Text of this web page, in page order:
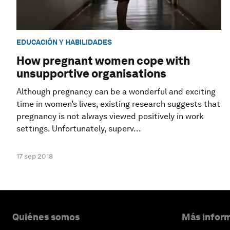
EDUCACIÓN Y HABILIDADES
How pregnant women cope with
unsupportive organisations
Although pregnancy can be a wonderful and exciting
time in women’s lives, existing research suggests that
pregnancy is not always viewed positively in work
settings. Unfortunately, superv...
17 sep 2018
Quiénes somos Más